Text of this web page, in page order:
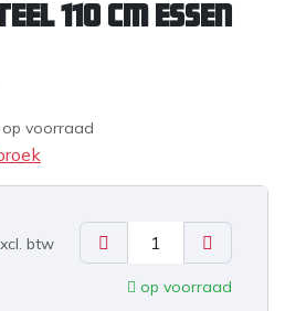
110 cm Essen
voorraad
btw
op voorraad